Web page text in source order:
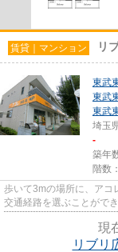
賃貸｜マンション リ
東武
東武
東武
埼玉
-
築年
階数
歩いて3mの場所に、アコ
交通経路を選ぶことがで
現
リブリ